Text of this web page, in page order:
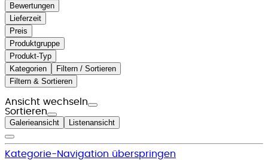
Bewertungen
Lieferzeit
Preis
Produktgruppe
Produkt-Typ
Kategorien
Filtern / Sortieren
Filtern & Sortieren
Ansicht wechseln
Sortieren
Galerieansicht Listenansicht
Kategorie-Navigation überspringen